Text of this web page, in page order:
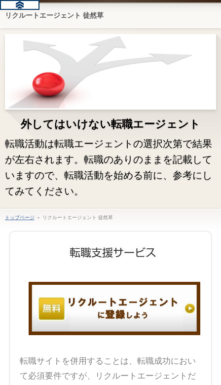
リクルートエージェント 徒然草
外してはいけない転職エージェント
転職活動は転職エージェントの選択次第で結果
が左右されます。転職のありのままを記載して
いますので、転職活動を始める前に、参考にし
てみてください。
トップページ ＞ リクルートエージェント 徒然草
転職サイトを併用することは、転職成功におい
て必須要件ですが、リクルートエージェントだ